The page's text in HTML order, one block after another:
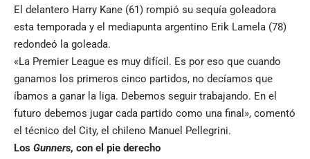
El delantero Harry Kane (61) rompió su sequía goleadora
esta temporada y el mediapunta argentino Erik Lamela (78)
redondeó la goleada.
«La Premier League es muy difícil. Es por eso que cuando
ganamos los primeros cinco partidos, no decíamos que
íbamos a ganar la liga. Debemos seguir trabajando. En el
futuro debemos jugar cada partido como una final», comentó
el técnico del City, el chileno Manuel Pellegrini.
Los Gunners, con el pie derecho